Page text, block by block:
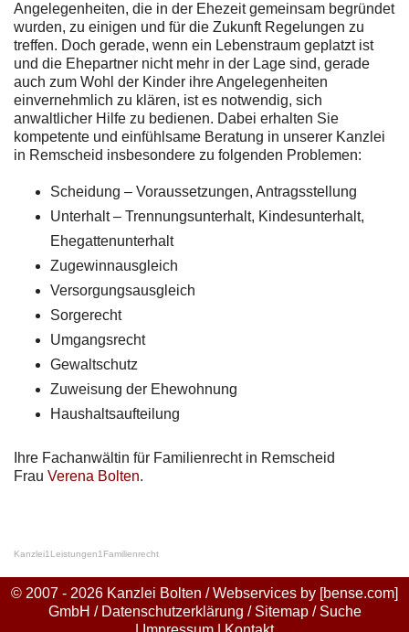
Angelegenheiten, die in der Ehezeit gemeinsam begründet
wurden, zu einigen und für die Zukunft Regelungen zu
treffen. Doch gerade, wenn ein Lebenstraum geplatzt ist
und die Ehepartner nicht mehr in der Lage sind, gerade
auch zum Wohl der Kinder ihre Angelegenheiten
einvernehmlich zu klären, ist es notwendig, sich
anwaltlicher Hilfe zu bedienen. Dabei erhalten Sie
kompetente und einfühlsame Beratung in unserer Kanzlei
in Remscheid insbesondere zu folgenden Problemen:
Scheidung – Voraussetzungen, Antragsstellung
Unterhalt – Trennungsunterhalt, Kindesunterhalt,
Ehegattenunterhalt
Zugewinnausgleich
Versorgungsausgleich
Sorgerecht
Umgangsrecht
Gewaltschutz
Zuweisung der Ehewohnung
Haushaltsaufteilung
Ihre Fachanwältin für Familienrecht in Remscheid
Frau Verena Bolten.
Kanzlei1 Leistungen1 Familienrecht
© 2007 - 2026 Kanzlei Bolten / Webservices by [bense.com]
GmbH / Datenschutzerklärung / Sitemap/ Suche